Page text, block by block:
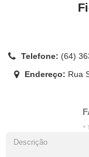
Telefone: (64)
Endereço: Rua
*